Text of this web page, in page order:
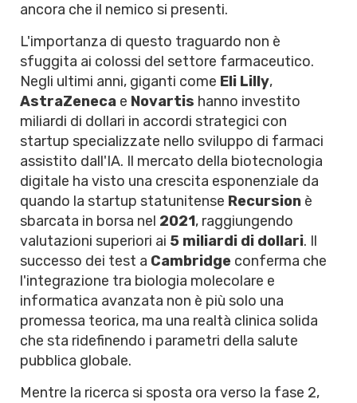
ancora che il nemico si presenti.
L'importanza di questo traguardo non è
sfuggita ai colossi del settore farmaceutico.
Negli ultimi anni, giganti come Eli Lilly,
AstraZeneca e Novartis hanno investito
miliardi di dollari in accordi strategici con
startup specializzate nello sviluppo di farmaci
assistito dall'IA. Il mercato della biotecnologia
digitale ha visto una crescita esponenziale da
quando la startup statunitense Recursion è
sbarcata in borsa nel 2021, raggiungendo
valutazioni superiori ai 5 miliardi di dollari. Il
successo dei test a Cambridge conferma che
l'integrazione tra biologia molecolare e
informatica avanzata non è più solo una
promessa teorica, ma una realtà clinica solida
che sta ridefinendo i parametri della salute
pubblica globale.
Mentre la ricerca si sposta ora verso la fase 2,